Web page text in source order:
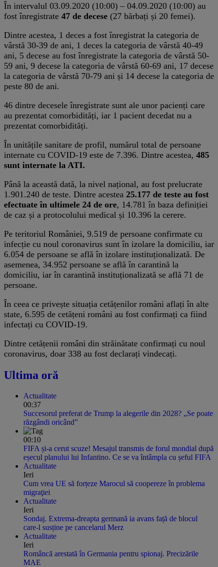
În intervalul 03.09.2020 (10:00) – 04.09.2020 (10:00) au
fost înregistrate 47 de decese (27 bărbați și 20 femei).
Dintre acestea, 1 deces a fost înregistrat la categoria de
vârstă 30-39 de ani, 1 deces la categoria de vârstă 40-49
ani, 5 decese au fost înregistrate la categoria de vârstă 50-
59 ani, 9 decese la categoria de vârstă 60-69 ani, 17 decese
la categoria de vârstă 70-79 ani și 14 decese la categoria de
peste 80 de ani.
46 dintre decesele înregistrate sunt ale unor pacienți care
au prezentat comorbidități, iar 1 pacient decedat nu a
prezentat comorbidități.
În unitățile sanitare de profil, numărul total de persoane
internate cu COVID-19 este de 7.396. Dintre acestea, 485
sunt internate la ATI.
Până la această dată, la nivel național, au fost prelucrate
1.901.240 de teste. Dintre acestea 25.177 de teste au fost
efectuate în ultimele 24 de ore, 14.781 în baza definiției
de caz și a protocolului medical și 10.396 la cerere.
Pe teritoriul României, 9.519 de persoane confirmate cu
infecție cu noul coronavirus sunt în izolare la domiciliu, iar
6.054 de persoane se află în izolare instituționalizată. De
asemenea, 34.952 persoane se află în carantină la
domiciliu, iar în carantină instituționalizată se află 71 de
persoane.
În ceea ce privește situația cetățenilor români aflați în alte
state, 6.595 de cetățeni români au fost confirmați ca fiind
infectați cu COVID-19.
Dintre cetățenii români din străinătate confirmați cu noul
coronavirus, doar 338 au fost declarați vindecați.
Ultima oră
Actualitate
00:37
Succesorul preferat de Trump la alegerile din 2028? „Se poate
răzgândi oricând”
00:10
FIFA și-a cerut scuze! Mesajul transmis de forul mondial după
eșecul planului lui Infantino. Ce se va întâmpla cu șeful FIFA
Actualitate
Ieri
Cum vrea UE să forțeze Marocul să coopereze în problema
migraţiei
Actualitate
Ieri
Sondaj. Extrema-dreapta germană ia avans față de blocul
care-l susține pe cancelarul Merz
Actualitate
Ieri
Româncă arestată în Germania pentru spionaj. Precizările
MAE